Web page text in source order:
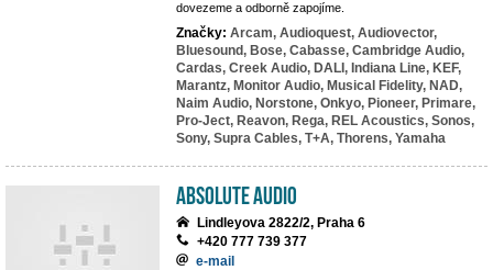
dovezeme a odborně zapojíme.
Značky: Arcam, Audioquest, Audiovector,
Bluesound, Bose, Cabasse, Cambridge Audio,
Cardas, Creek Audio, DALI, Indiana Line, KEF,
Marantz, Monitor Audio, Musical Fidelity, NAD,
Naim Audio, Norstone, Onkyo, Pioneer, Primare,
Pro-Ject, Reavon, Rega, REL Acoustics, Sonos,
Sony, Supra Cables, T+A, Thorens, Yamaha
Absolute Audio
Lindleyova 2822/2, Praha 6
+420 777 739 377
e-mail